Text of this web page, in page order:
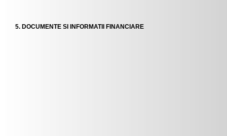
5. DOCUMENTE SI INFORMATII FINANCIARE